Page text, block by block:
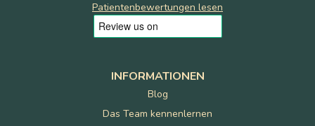
Patientenbewertungen lesen
INFORMATIONEN
Blog
Das Team kennenlernen